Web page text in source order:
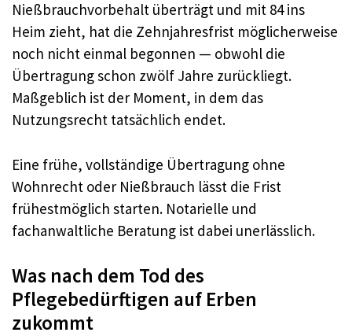
Nießbrauchvorbehalt überträgt und mit 84 ins
Heim zieht, hat die Zehnjahresfrist möglicherweise
noch nicht einmal begonnen — obwohl die
Übertragung schon zwölf Jahre zurückliegt.
Maßgeblich ist der Moment, in dem das
Nutzungsrecht tatsächlich endet.
Eine frühe, vollständige Übertragung ohne
Wohnrecht oder Nießbrauch lässt die Frist
frühestmöglich starten. Notarielle und
fachanwaltliche Beratung ist dabei unerlässlich.
Was nach dem Tod des
Pflegebedürftigen auf Erben
zukommt